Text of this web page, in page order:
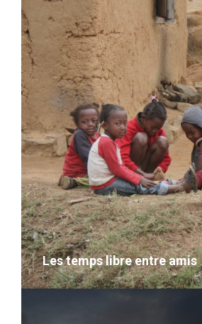
L’ananas de Madagascar
VOIR LE DÉTAIL
Les temps libre entre amis